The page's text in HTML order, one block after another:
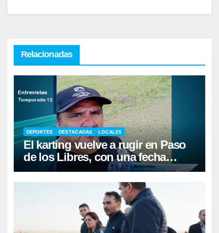
Relacionadas
DEPORTES DESTACADAS LOCALES
El karting vuelve a rugir en Paso
de los Libres, con una fecha
récord de pilotos